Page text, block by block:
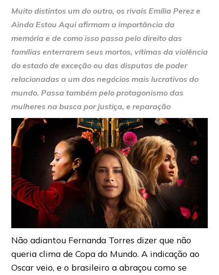
Muito distintos um do outro, os rivais Emília Perez e
Ainda Estou Aqui afirmam a importância da
memória e de como isso passa pelo direito das
famílias enterrarem seus mortos, vítimas da violência
do estado de exceção ou das disputas de poder
relacionadas a um dos negócios mais lucrativos do
mundo. Passa também pelo protagonismo das
mulheres na busca por justiça, e reparação
Não adiantou Fernanda Torres dizer que não
queria clima de Copa do Mundo. A indicação ao
Oscar veio, e o brasileiro a abraçou como se